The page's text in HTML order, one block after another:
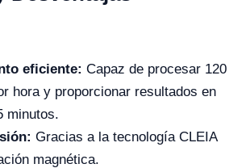
eficiente: Capaz de procesar 120
hora y proporcionar resultados en
minutos.
Gracias a la tecnología CLEIA
magnética.